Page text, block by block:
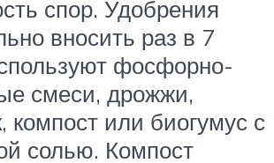
спор. Удобрения
вносить раз в 7
фосфорно-
смеси, дрожжи,
компост или биогумус с
солью. Компост